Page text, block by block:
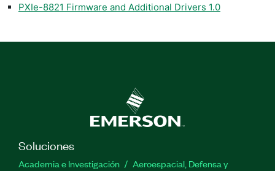
PXIe-8821 Firmware and Additional Drivers 1.0
Soluciones
Academia e Investigación
Aeroespacial, Defensa y